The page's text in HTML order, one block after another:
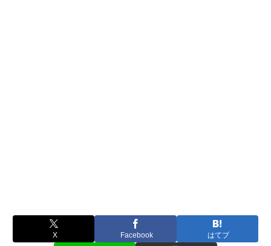
X Facebook はてブ